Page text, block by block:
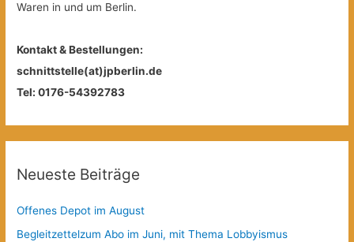
Waren in und um Berlin.
Kontakt & Bestellungen:
schnittstelle(at)jpberlin.de
Tel: 0176-54392783
Neueste Beiträge
Offenes Depot im August
Begleitzettelzum Abo im Juni, mit Thema Lobbyismus